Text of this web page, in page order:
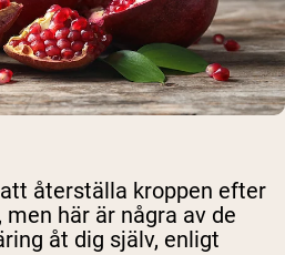
återställa kroppen efter
här är några av de
åt dig själv, enligt